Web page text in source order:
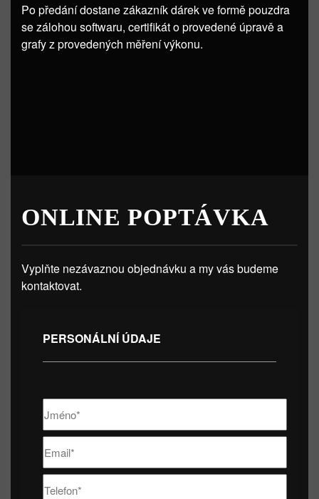
Po předání dostane zákazník dárek ve formě pouzdra
se zálohou softwaru, certifikát o provedené úpravě a
grafy z provedených měření výkonu.
ONLINE POPTÁVKA
Vyplňte nezávaznou objednávku a my vás budeme
kontaktovat.
PERSONÁLNÍ ÚDAJE